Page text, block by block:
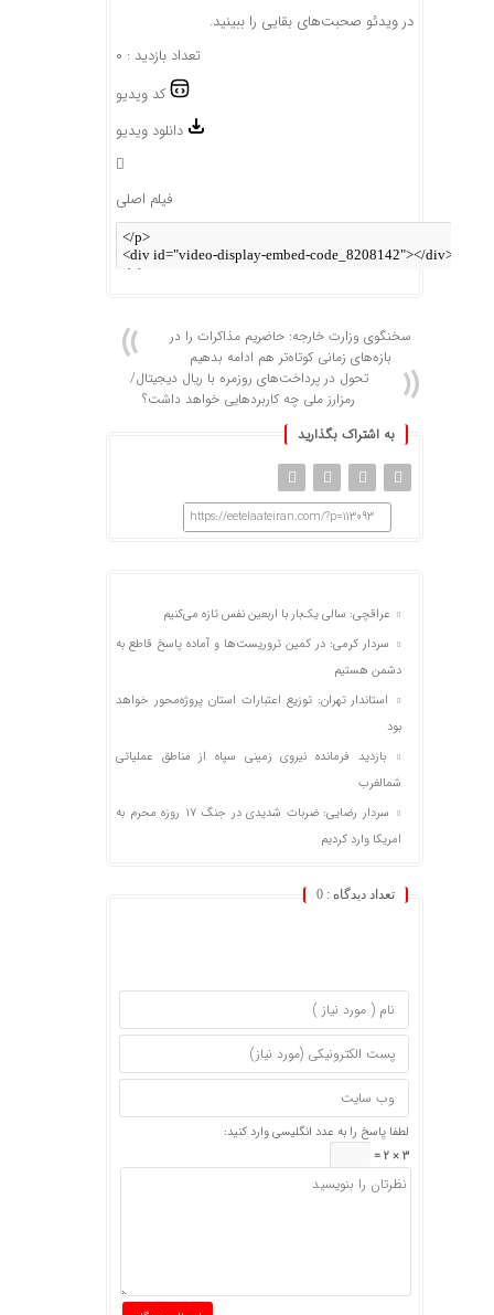
در ویدئو صحبت‌های بقایی را ببینید.
تعداد بازدید : ۰
کد ویدیو
دانلود ویدیو
فیلم اصلی
سخنگوی وزارت خارجه: حاضریم مذاکرات را در
بازه‌های زمانی کوتاه‌تر هم ادامه بدهیم
تحول در پرداخت‌های روزمره با ریال دیجیتال/
رمزارز ملی چه کاربردهایی خواهد داشت؟
به اشتراک بگذارید
https://eetelaateiran.com/?p=113093
عراقچی: سالی یک‌بار با اربعین نفس تازه می‌کنیم
سردار کرمی: در کمین تروریست‌ها و آماده پاسخ قاطع به
دشمن هستیم
استاندار تهران: توزیع اعتبارات استان پروژه‌محور خواهد
بود
بازدید فرمانده نیروی زمینی سپاه از مناطق عملیاتی
شمالغرب
سردار رضایی: ضربات شدیدی در جنگ ۱۷ روزه محرم به
امریکا وارد کردیم
تعداد دیدگاه : 0
لطفا پاسخ را به عدد انگلیسی وارد کنید:
3 × 2 =